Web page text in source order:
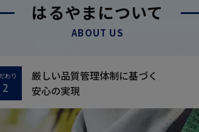
はるやまについて
ABOUT US
わり
2
厳しい品質管理体制に基づく
安心の実現